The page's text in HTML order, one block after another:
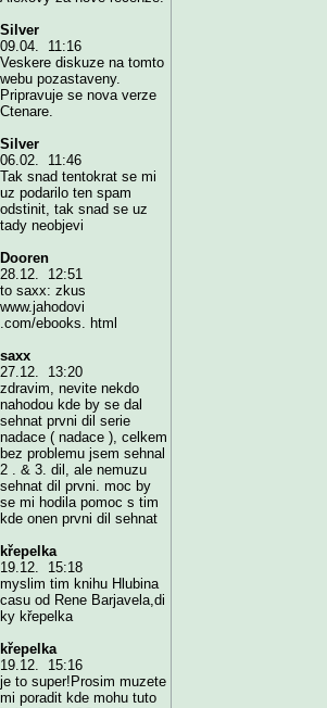
Silver
09.04. 11:16
Veskere diskuze na tomto
webu pozastaveny.
Pripravuje se nova verze
Ctenare.
Silver
06.02. 11:46
Tak snad tentokrat se mi
uz podarilo ten spam
odstinit, tak snad se uz
tady neobjevi
Dooren
28.12. 12:51
to saxx: zkus
www.jahodovi
.com/ebooks. html
saxx
27.12. 13:20
zdravim, nevite nekdo
nahodou kde by se dal
sehnat prvni dil serie
nadace ( nadace ), celkem
bez problemu jsem sehnal
2 . & 3. dil, ale nemuzu
sehnat dil prvni. moc by
se mi hodila pomoc s tim
kde onen prvni dil sehnat
křepelka
19.12. 15:18
myslim tim knihu Hlubina
casu od Rene Barjavela,di
ky křepelka
křepelka
19.12. 15:16
je to super!Prosim muzete
mi poradit kde mohu tuto